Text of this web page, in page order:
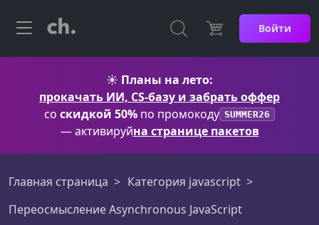
Войти
☀️ Планы на лето:
прокачать ИИ, CS-базу и забрать оффер
со скидкой 50% по промокоду SUMMER26
— активируйна странице пакетов
Главная страница
Категория javascript
Переосмысление Asynchronous JavaScript